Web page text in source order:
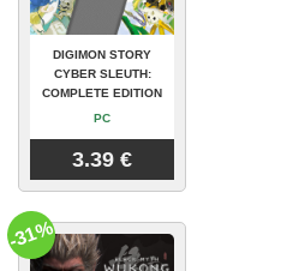
DIGIMON STORY
CYBER SLEUTH:
COMPLETE EDITION
PC
3.39 €
-31%